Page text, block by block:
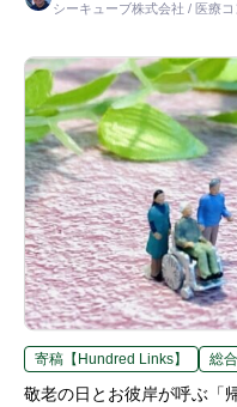
シーキューブ株式会社 / 医療コ
寄稿【Hundred Links】 総合
敬老の日とお彼岸が呼ぶ